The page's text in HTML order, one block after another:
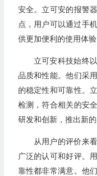
安全。立可安的报警
点，用户可以通过手
供更加便利的使用体验
立可安科技始终
品质和性能。他们采
的稳定性和可靠性。
检测，符合相关的安
研发和创新，推出新
从用户的评价来
广泛的认可和好评。
靠性都非常满意。他